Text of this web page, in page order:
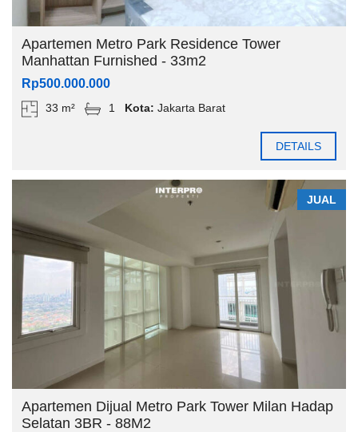
Apartemen Metro Park Residence Tower
Manhattan Furnished - 33m2
Rp500.000.000
33 m² 1 Kota: Jakarta Barat
DETAILS
JUAL
Apartemen Dijual Metro Park Tower Milan Hadap
Selatan 3BR - 88M2